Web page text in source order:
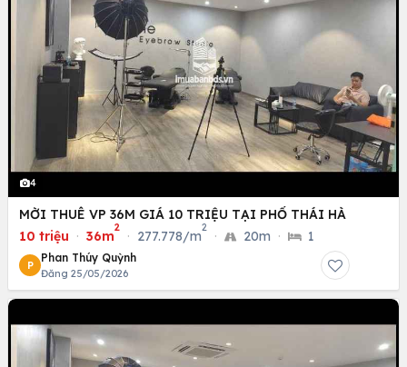
4
MỜI THUÊ VP 36M GIÁ 10 TRIỆU TẠI PHỐ THÁI HÀ
10 triệu · 36m
2
· 277.778/m
2
· 20m · 1
P
Phan Thúy Quỳnh
Đăng 25/05/2026